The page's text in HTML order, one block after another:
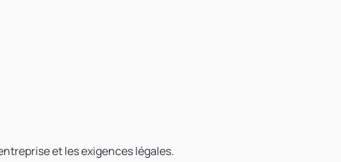
et les exigences légales.